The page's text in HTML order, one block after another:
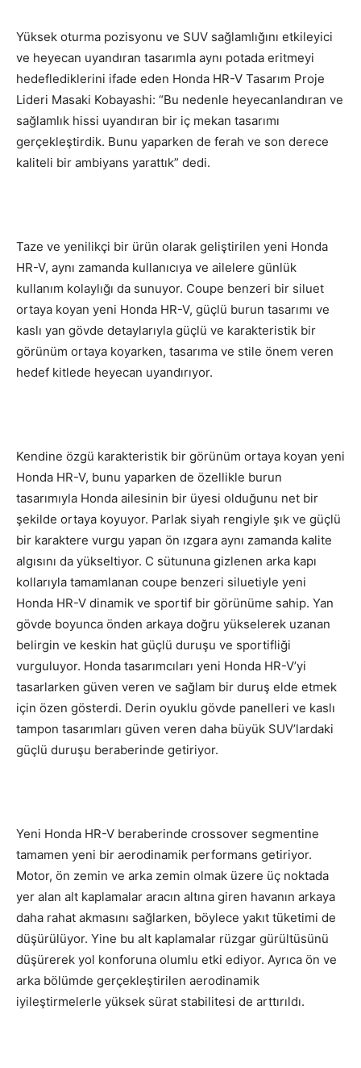
Yüksek oturma pozisyonu ve SUV sağlamlığını etkileyici
ve heyecan uyandıran tasarımla aynı potada eritmeyi
hedeflediklerini ifade eden Honda HR-V Tasarım Proje
Lideri Masaki Kobayashi: “Bu nedenle heyecanlandıran ve
sağlamlık hissi uyandıran bir iç mekan tasarımı
gerçekleştirdik. Bunu yaparken de ferah ve son derece
kaliteli bir ambiyans yarattık” dedi.
Taze ve yenilikçi bir ürün olarak geliştirilen yeni Honda
HR-V, aynı zamanda kullanıcıya ve ailelere günlük
kullanım kolaylığı da sunuyor. Coupe benzeri bir siluet
ortaya koyan yeni Honda HR-V, güçlü burun tasarımı ve
kaslı yan gövde detaylarıyla güçlü ve karakteristik bir
görünüm ortaya koyarken, tasarıma ve stile önem veren
hedef kitlede heyecan uyandırıyor.
Kendine özgü karakteristik bir görünüm ortaya koyan yeni
Honda HR-V, bunu yaparken de özellikle burun
tasarımıyla Honda ailesinin bir üyesi olduğunu net bir
şekilde ortaya koyuyor. Parlak siyah rengiyle şık ve güçlü
bir karaktere vurgu yapan ön ızgara aynı zamanda kalite
algısını da yükseltiyor. C sütununa gizlenen arka kapı
kollarıyla tamamlanan coupe benzeri siluetiyle yeni
Honda HR-V dinamik ve sportif bir görünüme sahip. Yan
gövde boyunca önden arkaya doğru yükselerek uzanan
belirgin ve keskin hat güçlü duruşu ve sportifliği
vurguluyor. Honda tasarımcıları yeni Honda HR-V’yi
tasarlarken güven veren ve sağlam bir duruş elde etmek
için özen gösterdi. Derin oyuklu gövde panelleri ve kaslı
tampon tasarımları güven veren daha büyük SUV’lardaki
güçlü duruşu beraberinde getiriyor.
Yeni Honda HR-V beraberinde crossover segmentine
tamamen yeni bir aerodinamik performans getiriyor.
Motor, ön zemin ve arka zemin olmak üzere üç noktada
yer alan alt kaplamalar aracın altına giren havanın arkaya
daha rahat akmasını sağlarken, böylece yakıt tüketimi de
düşürülüyor. Yine bu alt kaplamalar rüzgar gürültüsünü
düşürerek yol konforuna olumlu etki ediyor. Ayrıca ön ve
arka bölümde gerçekleştirilen aerodinamik
iyileştirmelerle yüksek sürat stabilitesi de arttırıldı.